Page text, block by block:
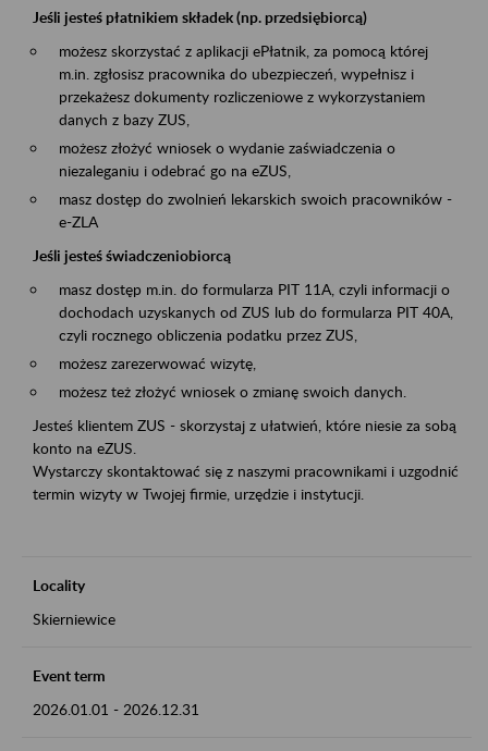
Jeśli jesteś płatnikiem składek (np. przedsiębiorcą)
możesz skorzystać z aplikacji ePłatnik, za pomocą której
m.in. zgłosisz pracownika do ubezpieczeń, wypełnisz i
przekażesz dokumenty rozliczeniowe z wykorzystaniem
danych z bazy ZUS,
możesz złożyć wniosek o wydanie zaświadczenia o
niezaleganiu i odebrać go na eZUS,
masz dostęp do zwolnień lekarskich swoich pracowników -
e-ZLA
Jeśli jesteś świadczeniobiorcą
masz dostęp m.in. do formularza PIT 11A, czyli informacji o
dochodach uzyskanych od ZUS lub do formularza PIT 40A,
czyli rocznego obliczenia podatku przez ZUS,
możesz zarezerwować wizytę,
możesz też złożyć wniosek o zmianę swoich danych.
Jesteś klientem ZUS - skorzystaj z ułatwień, które niesie za sobą
konto na eZUS.
Wystarczy skontaktować się z naszymi pracownikami i uzgodnić
termin wizyty w Twojej firmie, urzędzie i instytucji.
Locality
Skierniewice
Event term
2026.01.01 - 2026.12.31